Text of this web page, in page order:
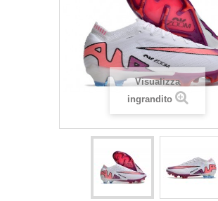
Visualizza
ingrandito